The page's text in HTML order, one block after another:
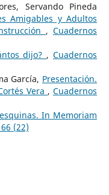
Servando Pineda
Amigables y Adultos
,Cuadernos
dijo? ,Cuadernos
García, Presentación.
Vera ,Cuadernos
In Memoriam
(22)